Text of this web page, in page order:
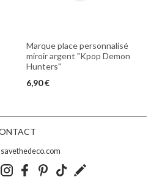
Marque place personnalisé
miroir argent "Kpop Demon
Hunters"
6,90 €